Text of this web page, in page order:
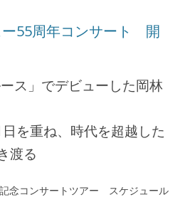
55周年コンサート 開
ス」でデビューした岡林
を重ね、時代を超越した
渡る
念コンサートツアー スケジュール